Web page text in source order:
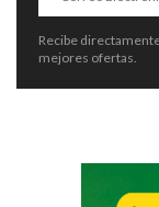
Recibe
mejores ofertas.